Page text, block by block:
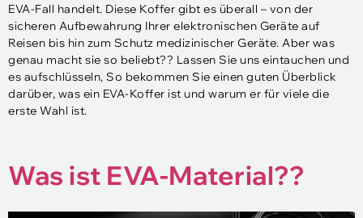
EVA-Fall handelt. Diese Koffer gibt es überall – von der
sicheren Aufbewahrung Ihrer elektronischen Geräte auf
Reisen bis hin zum Schutz medizinischer Geräte. Aber was
genau macht sie so beliebt?? Lassen Sie uns eintauchen und
es aufschlüsseln, So bekommen Sie einen guten Überblick
darüber, was ein EVA-Koffer ist und warum er für viele die
erste Wahl ist.
Was ist EVA-Material??